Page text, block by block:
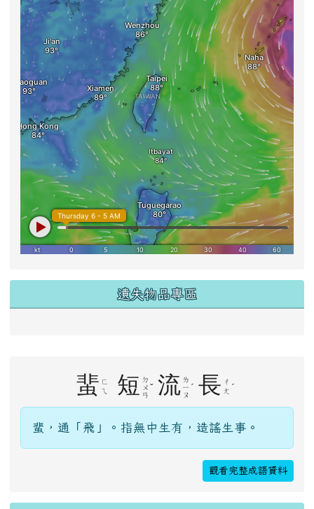
遺失物品專區
蜚 ㄈ
ㄟ
短 ㄉ
ㄨ
ㄢ
ˇ 流 ㄌ
ㄧ
ㄡ
ˊ 長 ㄔ
ㄤ ˊ
蜚，通「飛」。指無中生有，造謠生事。
觀看完整成語資料